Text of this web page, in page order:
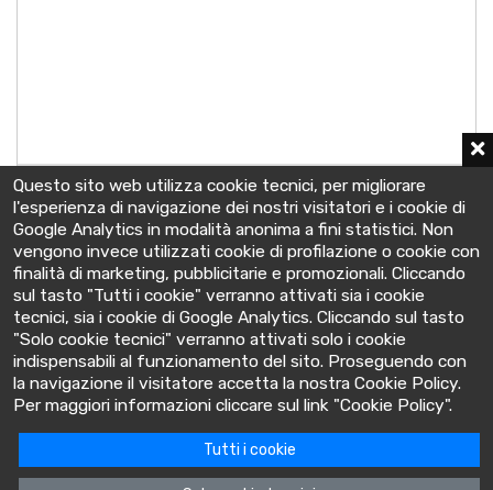
4 OCSM 320 LA
2 V - C10 320 Ah
126x208x522 mm
BatteryClinic
Via Cooperativa lime, 14 - 10095 - Grugliasco (TO) Italia
P.IVA: 10618480015
Questo sito web utilizza cookie tecnici, per migliorare
l'esperienza di navigazione dei nostri visitatori e i cookie di
Google Analytics in modalità anonima a fini statistici. Non
vengono invece utilizzati cookie di profilazione o cookie con
finalità di marketing, pubblicitarie e promozionali. Cliccando
sul tasto "Tutti i cookie" verranno attivati sia i cookie
tecnici, sia i cookie di Google Analytics. Cliccando sul tasto
"Solo cookie tecnici" verranno attivati solo i cookie
indispensabili al funzionamento del sito. Proseguendo con
la navigazione il visitatore accetta la nostra Cookie Policy.
Per maggiori informazioni cliccare sul link "Cookie Policy".
Tutti i cookie